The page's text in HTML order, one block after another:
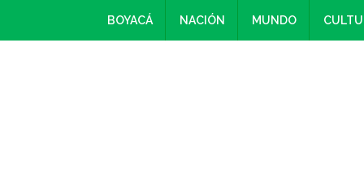
BOYACÁ NACIÓN MUNDO